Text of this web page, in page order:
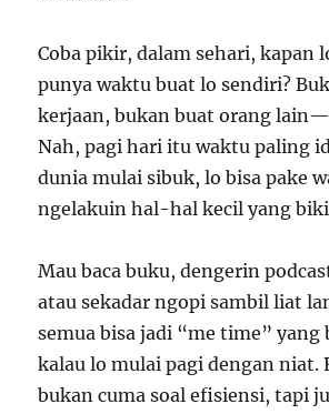
Coba pikir, dalam sehari, kapan
punya waktu buat lo sendiri?
kerjaan, bukan buat orang
Nah, pagi hari itu waktu paling
dunia mulai sibuk, lo bisa pake
ngelakuin hal-hal kecil yang
Mau baca buku, dengerin
atau sekadar ngopi sambil liat
semua bisa jadi “me time” yang
kalau lo mulai pagi dengan niat.
bukan cuma soal efisiensi, tapi